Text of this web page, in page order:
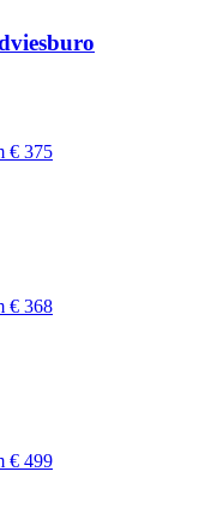
€ 375
€ 368
€ 499